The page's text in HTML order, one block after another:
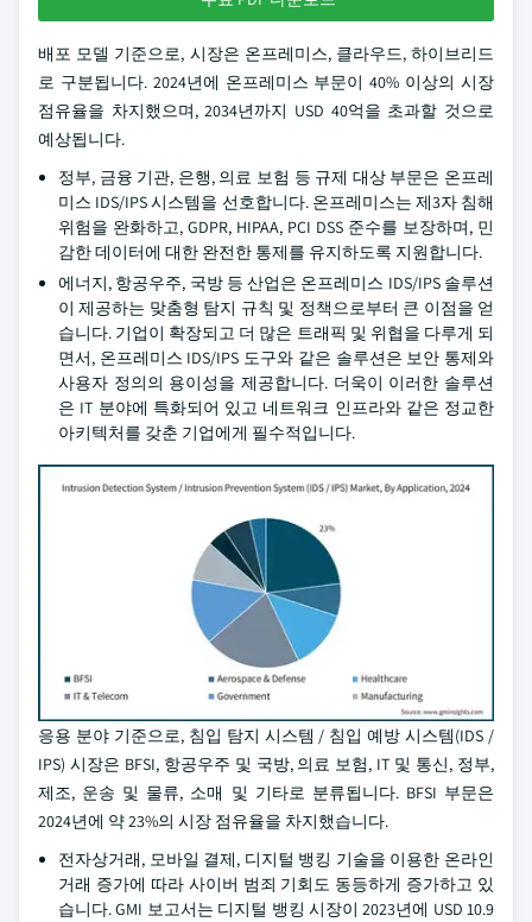
배포 모델 기준으로, 시장은 온프레미스, 클라우드, 하이브리드
로 구분됩니다. 2024년에 온프레미스 부문이 40% 이상의 시장
점유율을 차지했으며, 2034년까지 USD 40억을 초과할 것으로
예상됩니다.
정부, 금융 기관, 은행, 의료 보험 등 규제 대상 부문은 온프레
미스 IDS/IPS 시스템을 선호합니다. 온프레미스는 제3자 침해
위험을 완화하고, GDPR, HIPAA, PCI DSS 준수를 보장하며, 민
감한 데이터에 대한 완전한 통제를 유지하도록 지원합니다.
에너지, 항공우주, 국방 등 산업은 온프레미스 IDS/IPS 솔루션
이 제공하는 맞춤형 탐지 규칙 및 정책으로부터 큰 이점을 얻
습니다. 기업이 확장되고 더 많은 트래픽 및 위협을 다루게 되
면서, 온프레미스 IDS/IPS 도구와 같은 솔루션은 보안 통제와
사용자 정의의 용이성을 제공합니다. 더욱이 이러한 솔루션
은 IT 분야에 특화되어 있고 네트워크 인프라와 같은 정교한
아키텍처를 갖춘 기업에게 필수적입니다.
응용 분야 기준으로, 침입 탐지 시스템 / 침입 예방 시스템(IDS /
IPS) 시장은 BFSI, 항공우주 및 국방, 의료 보험, IT 및 통신, 정부,
제조, 운송 및 물류, 소매 및 기타로 분류됩니다. BFSI 부문은
2024년에 약 23%의 시장 점유율을 차지했습니다.
전자상거래, 모바일 결제, 디지털 뱅킹 기술을 이용한 온라인
거래 증가에 따라 사이버 범죄 기회도 동등하게 증가하고 있
습니다. GMI 보고서는 디지털 뱅킹 시장이 2023년에 USD 10.9